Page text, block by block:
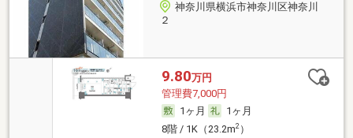
神奈川県横浜市神奈川区神奈川
２
9.80万円
管理費7,000円
1ヶ月
1ヶ月
8階 / 1K（23.2m2）